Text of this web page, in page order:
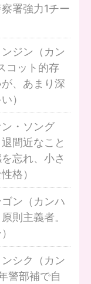
署強力1チー
ジン（カン
コット的存
、あまり深
）
・ソング
間近なこと
忘れ、小さ
格）
ン（カンハ
則主義者。
シク（カン
警部補で自